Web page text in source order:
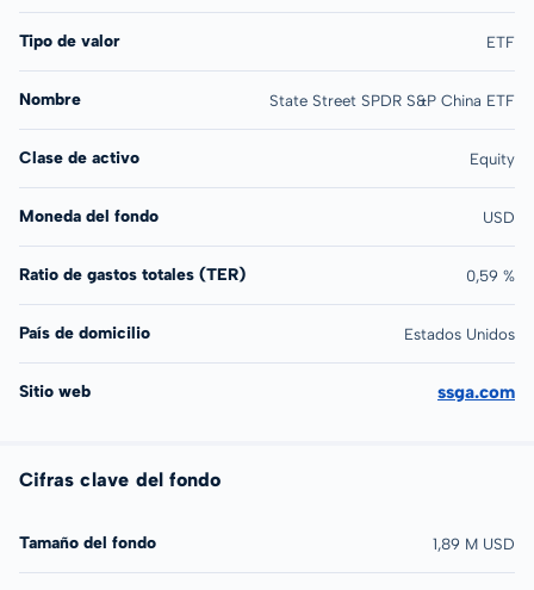
Tipo de valor ETF
Nombre State Street SPDR S&P China ETF
Clase de activo Equity
Moneda del fondo USD
Ratio de gastos totales (TER) 0,59 %
País de domicilio Estados Unidos
Sitio web ssga.com
Cifras clave del fondo
Tamaño del fondo 1,89 M USD